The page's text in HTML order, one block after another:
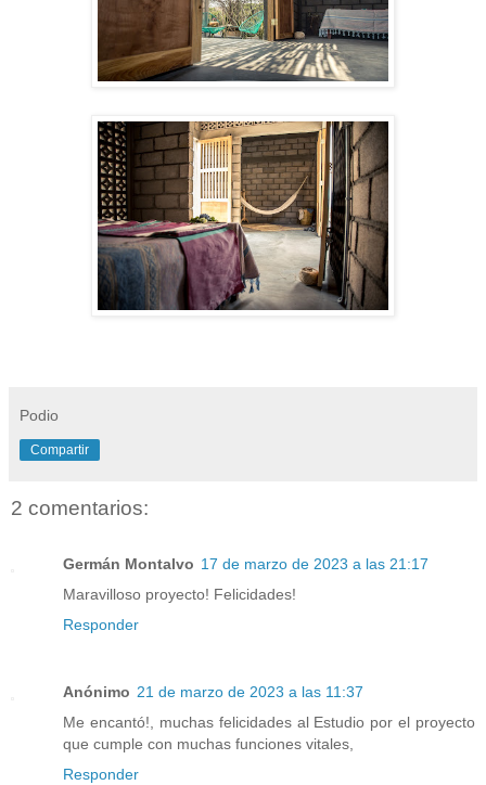
Podio
Compartir
2 comentarios:
Germán Montalvo 17 de marzo de 2023 a las 21:17
Maravilloso proyecto! Felicidades!
Responder
Anónimo 21 de marzo de 2023 a las 11:37
Me encantó!, muchas felicidades al Estudio por el proyecto
que cumple con muchas funciones vitales,
Responder